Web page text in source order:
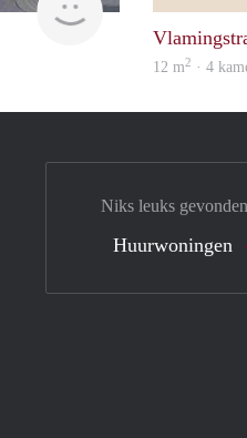
12 m2 · 4
Niks leuks
Huurwoningen